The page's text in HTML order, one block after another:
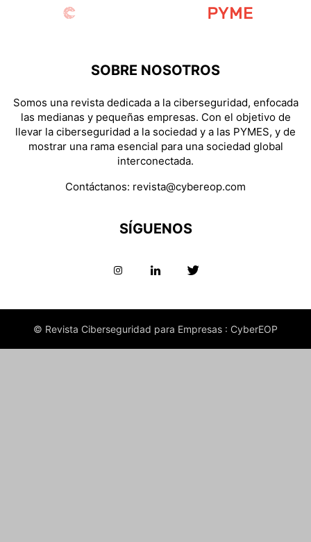
SOBRE NOSOTROS
Somos una revista dedicada a la ciberseguridad, enfocada
las medianas y pequeñas empresas. Con el objetivo de
llevar la ciberseguridad a la sociedad y a las PYMES, y de
mostrar una rama esencial para una sociedad global
interconectada.
Contáctanos: revista@cybereop.com
SÍGUENOS
© Revista Ciberseguridad para Empresas : CyberEOP